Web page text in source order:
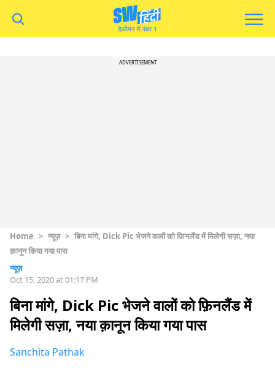
ADVERTISEMENT
Home > न्यूज़ > बिना मांगे, Dick Pic भेजने वालों को फ़िनलैंड में मिलेगी सज़ा, नया
क़ानून किया गया पास
न्यूज़
Oct 15, 2020 at 01:17 PM
बिना मांगे, Dick Pic भेजने वालों को फ़िनलैंड में
मिलेगी सज़ा, नया क़ानून किया गया पास
Sanchita Pathak